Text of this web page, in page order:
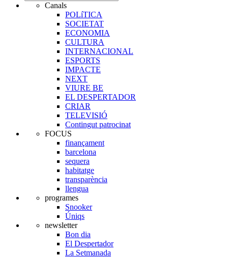
Canals
POLíTICA
SOCIETAT
ECONOMIA
CULTURA
INTERNACIONAL
ESPORTS
IMPACTE
NEXT
VIURE BE
EL DESPERTADOR
CRIAR
TELEVISIÓ
Contingut patrocinat
FOCUS
finançament
barcelona
sequera
habitatge
transparència
llengua
programes
Snooker
Úniqs
newsletter
Bon dia
El Despertador
La Setmanada